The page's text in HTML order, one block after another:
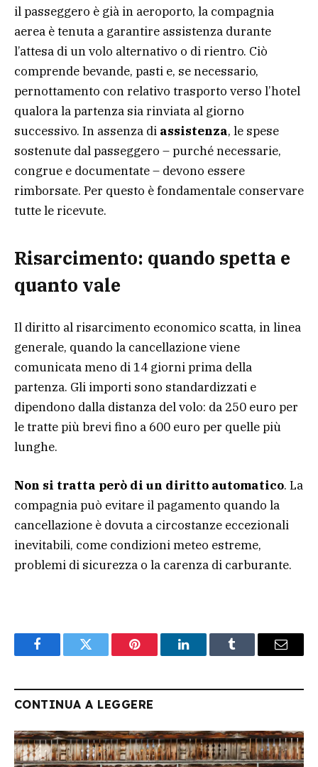
il passeggero è già in aeroporto, la compagnia
aerea è tenuta a garantire assistenza durante
l’attesa di un volo alternativo o di rientro. Ciò
comprende bevande, pasti e, se necessario,
pernottamento con relativo trasporto verso l’hotel
qualora la partenza sia rinviata al giorno
successivo. In assenza di assistenza, le spese
sostenute dal passeggero – purché necessarie,
congrue e documentate – devono essere
rimborsate. Per questo è fondamentale conservare
tutte le ricevute.
Risarcimento: quando spetta e
quanto vale
Il diritto al risarcimento economico scatta, in linea
generale, quando la cancellazione viene
comunicata meno di 14 giorni prima della
partenza. Gli importi sono standardizzati e
dipendono dalla distanza del volo: da 250 euro per
le tratte più brevi fino a 600 euro per quelle più
lunghe.
Non si tratta però di un diritto automatico. La
compagnia può evitare il pagamento quando la
cancellazione è dovuta a circostanze eccezionali
inevitabili, come condizioni meteo estreme,
problemi di sicurezza o la carenza di carburante.
FacebookTwitter Pinterest LinkedInTumblr Email
CONTINUA A LEGGERE